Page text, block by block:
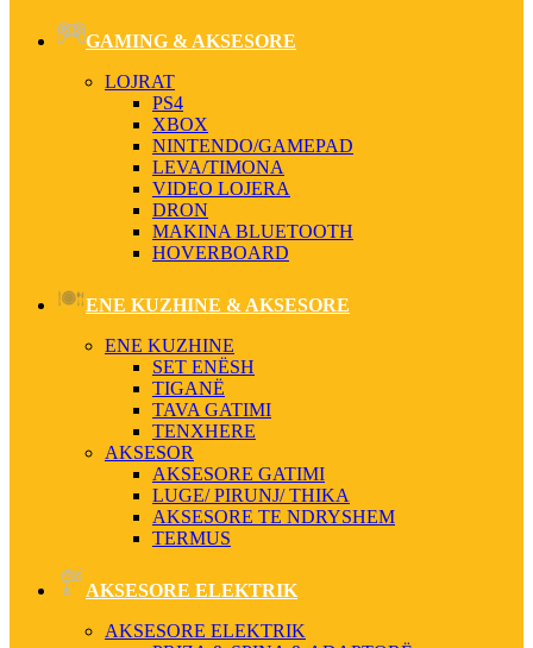
GAMING & AKSESORE
LOJRAT
PS4
XBOX
NINTENDO/GAMEPAD
LEVA/TIMONA
VIDEO LOJERA
DRON
MAKINA BLUETOOTH
HOVERBOARD
ENE KUZHINE & AKSESORE
ENE KUZHINE
SET ENËSH
TIGANË
TAVA GATIMI
TENXHERE
AKSESOR
AKSESORE GATIMI
LUGE/ PIRUNJ/ THIKA
AKSESORE TE NDRYSHEM
TERMUS
AKSESORE ELEKTRIK
AKSESORE ELEKTRIK